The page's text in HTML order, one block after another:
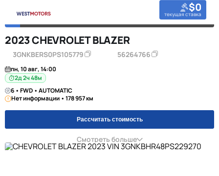
$0
текущая ставка
2023 CHEVROLET BLAZER
3GNKBERS0PS105779 56264766
пн, 10 авг, 14:00
2д 2ч 48м
6 • FWD • AUTOMATIC
Нет информации • 178 957 км
Рассчитать стоимость
Смотреть больше